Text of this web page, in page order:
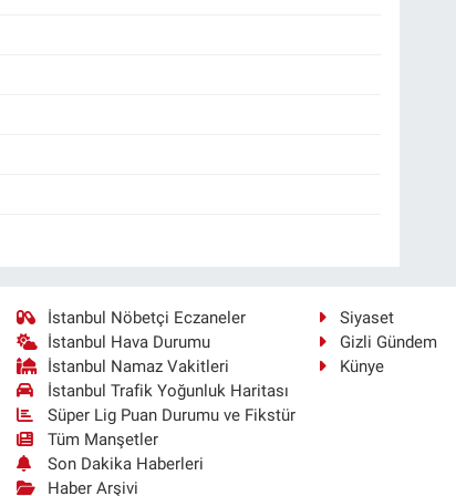
İstanbul Nöbetçi Eczaneler
İstanbul Hava Durumu
İstanbul Namaz Vakitleri
İstanbul Trafik Yoğunluk Haritası
Süper Lig Puan Durumu ve Fikstür
Tüm Manşetler
Son Dakika Haberleri
Haber Arşivi
Siyaset
Gizli Gündem
Künye